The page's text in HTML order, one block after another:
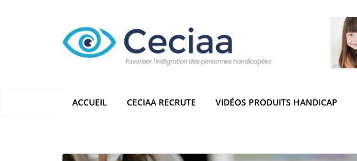
ACCUEIL CECIAA RECRUTE VIDÉOS PRODUITS HANDICAP